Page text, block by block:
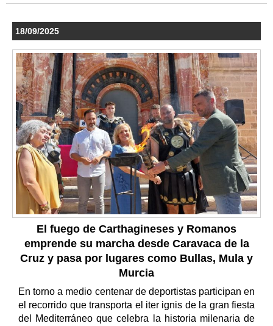
18/09/2025
El fuego de Carthagineses y Romanos
emprende su marcha desde Caravaca de la
Cruz y pasa por lugares como Bullas, Mula y
Murcia
En torno a medio centenar de deportistas participan en
el recorrido que transporta el iter ignis de la gran fiesta
del Mediterráneo que celebra la historia milenaria de